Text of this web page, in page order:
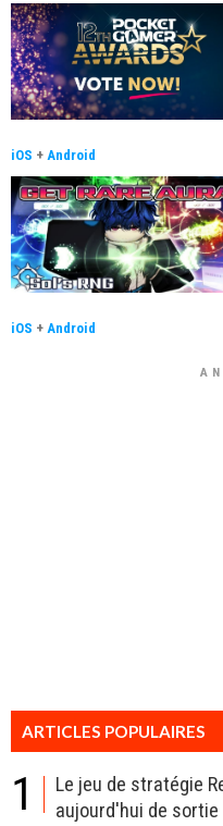
iOS + Android
iOS + Android
ARTICLES POPULAIRES
1
Le jeu de stratégie
aujourd'hui de sortie